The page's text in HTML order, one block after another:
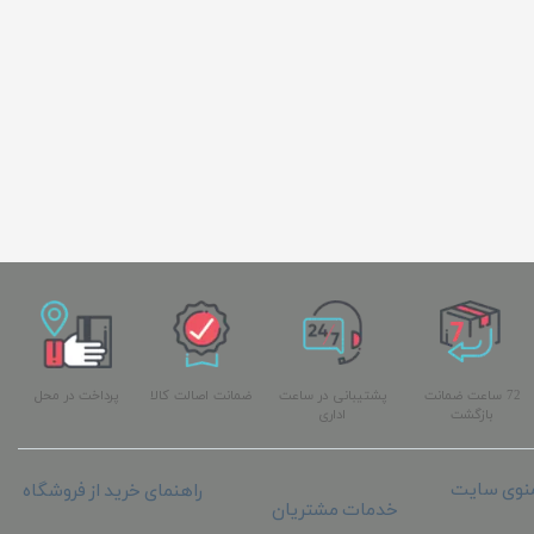
پشتیبانی در ساعت
اداری
پرداخت در محل
72 ساعت ضمانت
بازگشت
ضمانت اصالت کالا
راهنمای خرید از فروشگاه
خدمات مشتریان
سایت